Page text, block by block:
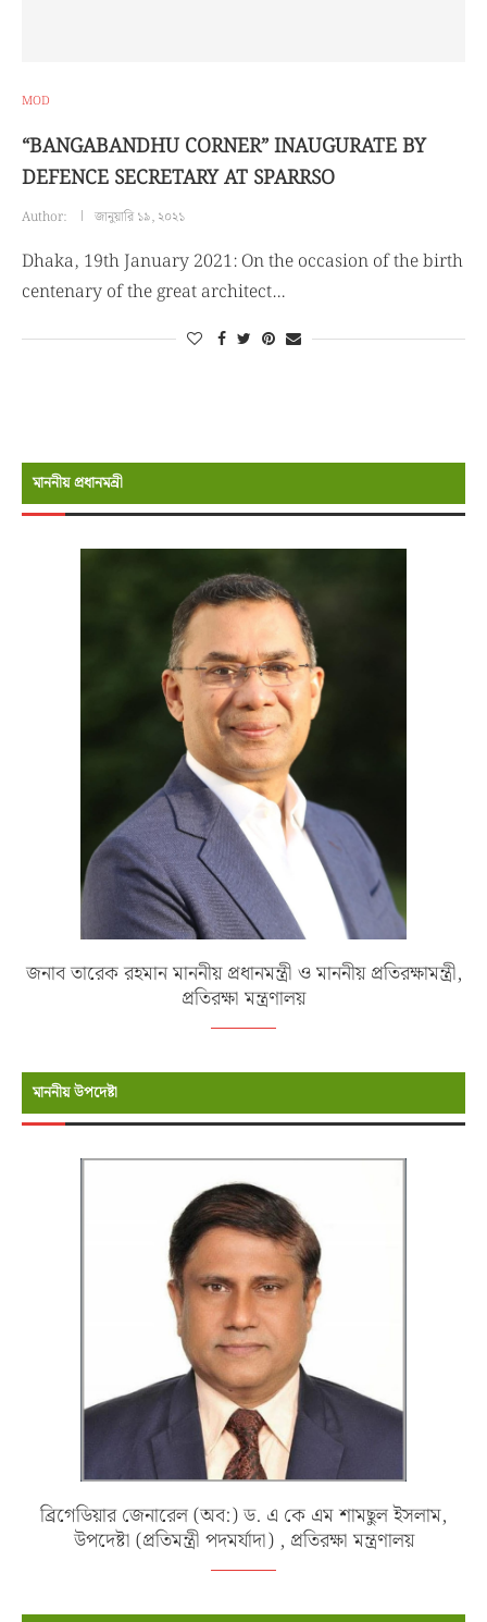
MOD
“BANGABANDHU CORNER” INAUGURATE BY
DEFENCE SECRETARY AT SPARRSO
Author: জানুয়ারি ১৯, ২০২১
Dhaka, 19th January 2021: On the occasion of the birth
centenary of the great architect…
মাননীয় প্রধানমন্রী
জনাব তারেক রহমান মাননীয় প্রধানমন্ত্রী ও মাননীয় প্রতিরক্ষামন্ত্রী,
প্রতিরক্ষা মন্ত্রণালয়
মাননীয় উপদেষ্টা
ব্রিগেডিয়ার জেনারেল (অব:) ড. এ কে এম শামছুল ইসলাম,
উপদেষ্টা (প্রতিমন্ত্রী পদমর্যাদা) , প্রতিরক্ষা মন্ত্রণালয়